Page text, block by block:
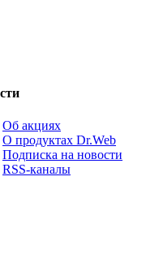
Об акциях
О продуктах Dr.Web
Подписка на новости
RSS-каналы